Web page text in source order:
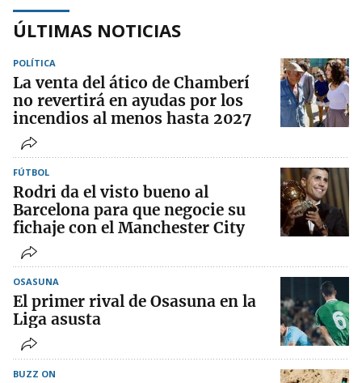
ÚLTIMAS NOTICIAS
POLÍTICA
La venta del ático de Chamberí
no revertirá en ayudas por los
incendios al menos hasta 2027
FÚTBOL
Rodri da el visto bueno al
Barcelona para que negocie su
fichaje con el Manchester City
OSASUNA
El primer rival de Osasuna en la
Liga asusta
BUZZ ON